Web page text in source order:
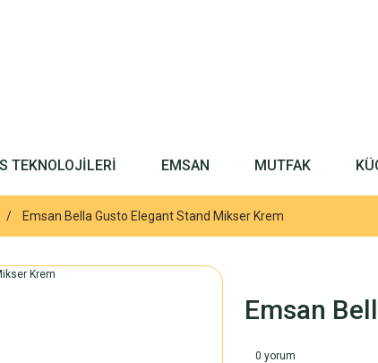
TEKNOLOJİLERİ EMSAN MUTFAK
Emsan Bella Gusto Elegant Stand Mikser Krem
Emsan
0 yorum